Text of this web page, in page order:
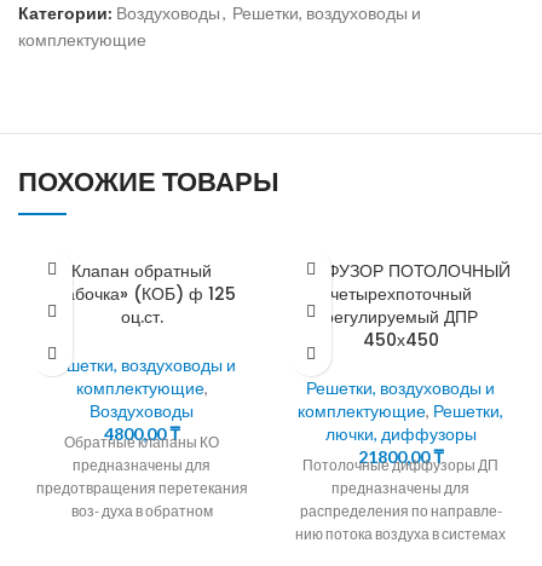
Категории: Воздуховоды, Решетки, воздуховоды и
комплектующие
ПОХОЖИЕ ТОВАРЫ
Клапан обратный
«бабочка» (КОБ) ф 125
оц.ст.
Решетки, воздуховоды и
комплектующие,
Воздуховоды
4800,00₸
Обратные клапаны КО
предназначены для
предотвращения перетекания
воз- духа в обратном
ДИФФУЗОР ПОТОЛОЧНЫЙ
четырехпоточный
регулируемый ДПР
450х450
Решетки, воздуховоды и
комплектующие, Решетки,
лючки, диффузоры
21800,00₸
Потолочные диффузоры ДП
предназначены для
распределения по направле-
нию потока воздуха в системах